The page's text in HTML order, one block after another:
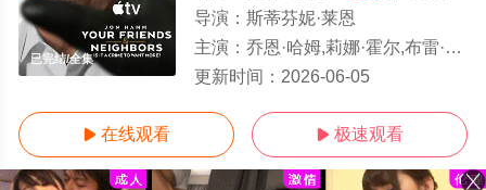
已完结/全集
导演： 斯蒂芬妮·莱恩
主演： 乔恩·哈姆,莉娜·霍尔,布雷·布莱尔,迪诺·卡斯特利,朱莉·克莱尔,多诺万·可兰,Mya,Ison,普里亚·
更新时间： 2026-06-05
 在线观看  极速观看